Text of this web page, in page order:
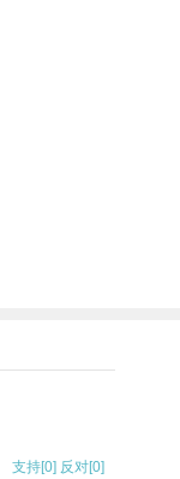
支持[0] 反对[0]